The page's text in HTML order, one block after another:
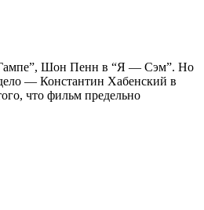
Гампе”, Шон Пенн в “Я — Сэм”. Но
— Константин Хабенский в
что фильм предельно